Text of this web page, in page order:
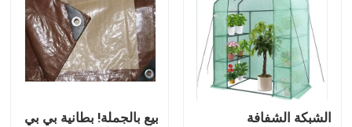
الستار المغناطيسي للباب
شاشة النافذة
شبكة ظلال PE
الشبكة الشفافة
بيع بالجملة! بطانية بي بي